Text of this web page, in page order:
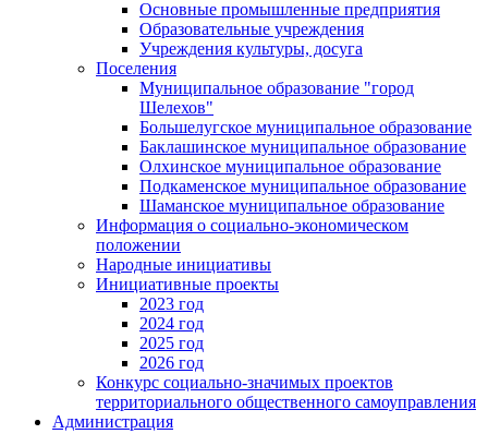
Основные промышленные предприятия
Образовательные учреждения
Учреждения культуры, досуга
Поселения
Муниципальное образование "город
Шелехов"
Большелугское муниципальное образование
Баклашинское муниципальное образование
Олхинское муниципальное образование
Подкаменское муниципальное образование
Шаманское муниципальное образование
Информация о социально-экономическом
положении
Народные инициативы
Инициативные проекты
2023 год
2024 год
2025 год
2026 год
Конкурс социально-значимых проектов
территориального общественного самоуправления
Администрация